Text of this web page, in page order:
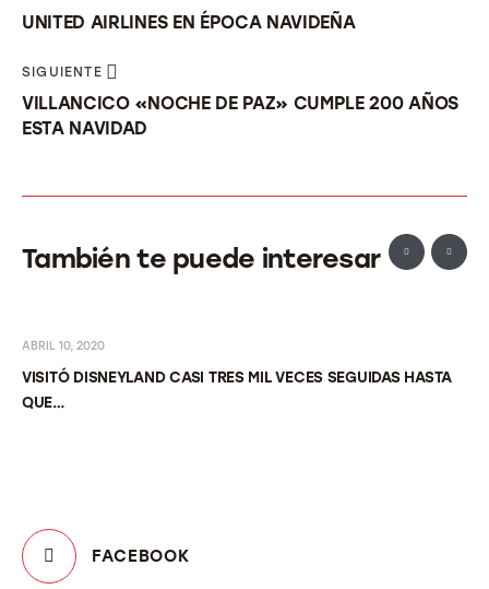
UNITED AIRLINES EN ÉPOCA NAVIDEÑA
SIGUIENTE
VILLANCICO «NOCHE DE PAZ» CUMPLE 200 AÑOS
ESTA NAVIDAD
También te puede interesar
ABRIL 10, 2020
VISITÓ DISNEYLAND CASI TRES MIL VECES SEGUIDAS HASTA
QUE…
FACEBOOK